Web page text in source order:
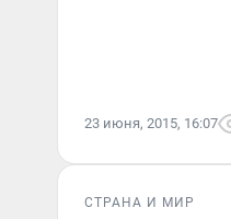
23 июня, 2015, 16:07
СТРАНА И МИР